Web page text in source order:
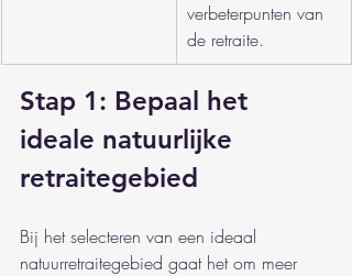
verbeterpunten van
de retraite.
Stap 1: Bepaal het
ideale natuurlijke
retraitegebied
Bij het selecteren van een ideaal
natuurretraitegebied gaat het om meer